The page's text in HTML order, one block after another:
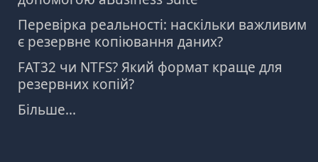
Перевірка реальності: наскільки важливим
є резервне копіювання даних?
FAT32 чи NTFS? Який формат краще для
резервних копій?
Більше...